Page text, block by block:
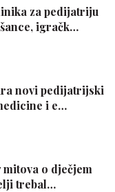
za pedijatriju
igračk…
novi pedijatrijski
i e…
o dječjem
trebal…